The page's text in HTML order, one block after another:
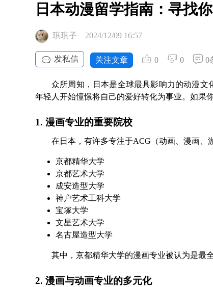
日本动漫留学指南：寻找
琪琪子 2024/12/09 16:57
发私信 关注文章 0 0 0
众所周知，日本是全球最具影响力的动漫文
年轻人开始憧憬将自己的爱好转化为事业。如果
1. 漫画专业的重要院校
在日本，有许多专注于ACG（动画、漫画、
京都精华大学
京都艺术大学
成安造型大学
神户艺术工科大学
宝塚大学
文星艺术大学
名古屋造型大学
其中，京都精华大学的漫画专业被认为是最
2. 漫画与动画专业的多元化